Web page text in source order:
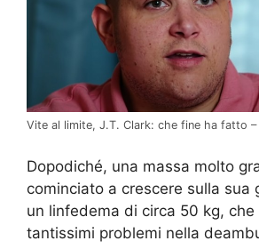
Vite al limite, J.T. Clark: che fine ha fatto –
Dopodiché, una massa molto
cominciato a crescere sulla sua
un linfedema di circa 50 kg,
tantissimi problemi nella